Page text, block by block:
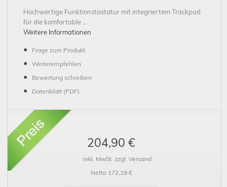
Hochwertige Funktionstastatur mit integriertem Trackpad
für die komfortable ...
Weitere Informationen
Frage zum Produkt
Weiterempfehlen
Bewertung schreiben
Datenblatt (PDF)
204,90 €
inkl. MwSt. zzgl. Versand
Netto 172,19 €